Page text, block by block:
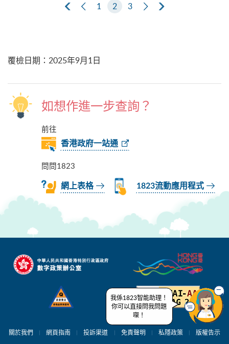
第一頁上一頁
1 2 3 下一頁最後一頁
覆檢日期 ： 2025年9月1日
如想作進一步查詢？
前往
香港政府一站通
問問1823
網上表格 1823流動應用程式
關於我們 網頁指南 投訴渠道 免責聲明 私隱政策 版權告示
我係1823智能助理！
你可以直接問我問題
㗎！